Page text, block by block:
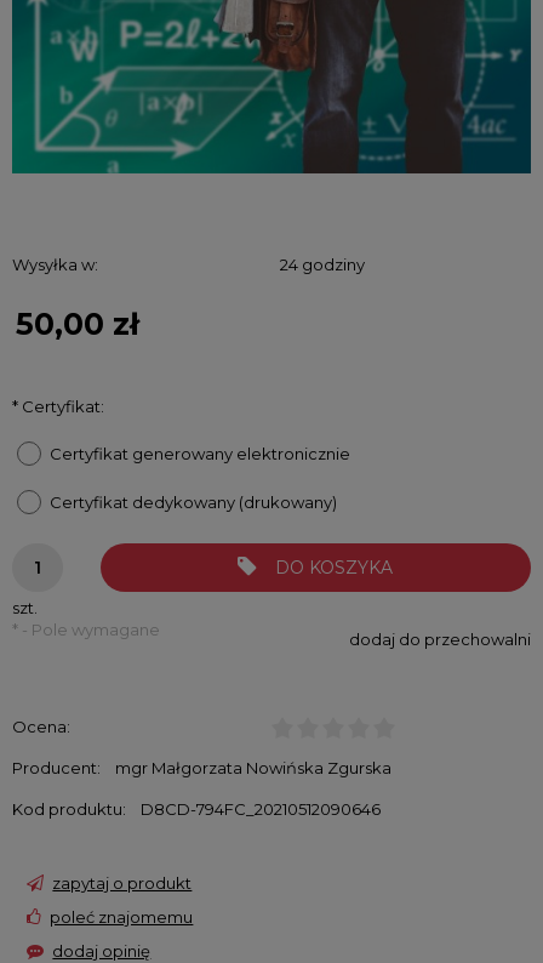
Wysyłka w: 24 godziny
50,00 zł
* Certyfikat:
Certyfikat generowany elektronicznie
Certyfikat dedykowany (drukowany)
szt.
DO KOSZYKA
dodaj do przechowalni
* - Pole wymagane
Ocena:
Producent: mgr Małgorzata Nowińska Zgurska
Kod produktu: D8CD-794FC_20210512090646
zapytaj o produkt
poleć znajomemu
dodaj opinię